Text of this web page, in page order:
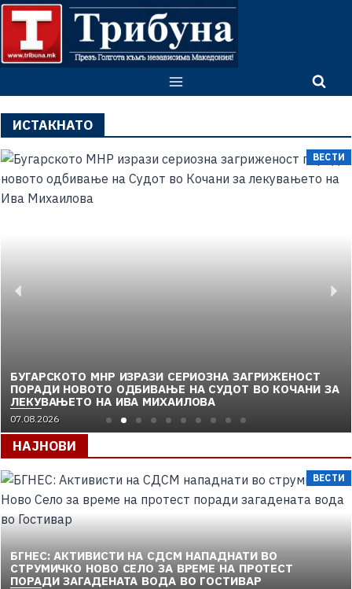
ИСТАКНАТО
ВЕСТИ
БУГАРСКОТО МНР ИЗРАЗИ СЕРИОЗНА ЗАГРИЖЕНОСТ
ПОРАДИ НОВОТО ОДБИВАЊЕ НА СУДОТ ВО КОЧАНИ ЗА
ЛЕКУВАЊЕТО НА ИВА МИХАИЛОВА
07.08.2026
НАЈНОВИ
ВЕСТИ
БГНЕС: AКТИВИСТИ НА СДСМ НАПАДНАТИ ВО
СТРУМИЧКО НОВО СЕЛО ЗА ВРЕМЕ НА ПРОТЕСТ
ПОРАДИ ЗАГАДЕНАТА ВОДА ВО ГОСТИВАР